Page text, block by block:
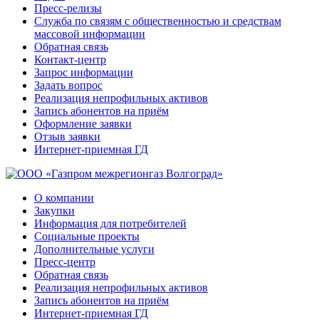
Пресс-релизы
Служба по связям с общественностью и средствам
массовой информации
Обратная связь
Контакт-центр
Запрос информации
Задать вопрос
Реализация непрофильных активов
Запись абонентов на приём
Оформление заявки
Отзыв заявки
Интернет-приемная ГД
О компании
Закупки
Информация для потребителей
Социальные проекты
Дополнительные услуги
Пресс-центр
Обратная связь
Реализация непрофильных активов
Запись абонентов на приём
Интернет-приемная ГД